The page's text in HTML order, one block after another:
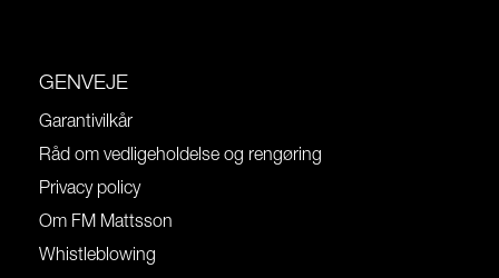
GENVEJE
Garantivilkår
Råd om vedligeholdelse og rengøring
Privacy policy
Om FM Mattsson
Whistleblowing